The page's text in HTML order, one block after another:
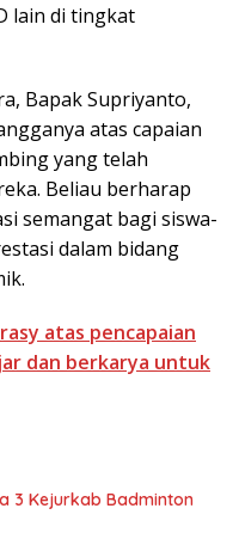
lain di tingkat
Bapak Supriyanto,
atas capaian
yang telah
Beliau berharap
semangat bagi siswa-
dalam bidang
atas pencapaian
dan berkarya untuk
3 Kejurkab Badminton